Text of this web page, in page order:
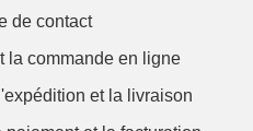
de contact
la commande en ligne
et la livraison